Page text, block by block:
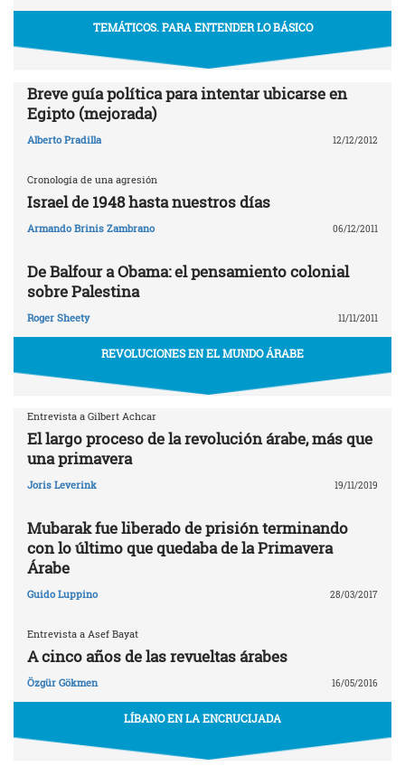
TEMÁTICOS. PARA ENTENDER LO BÁSICO
Breve guía política para intentar ubicarse en
Egipto (mejorada)
Alberto Pradilla 12/12/2012
Cronología de una agresión
Israel de 1948 hasta nuestros días
Armando Brinis Zambrano 06/12/2011
De Balfour a Obama: el pensamiento colonial
sobre Palestina
Roger Sheety 11/11/2011
REVOLUCIONES EN EL MUNDO ÁRABE
Entrevista a Gilbert Achcar
El largo proceso de la revolución árabe, más que
una primavera
Joris Leverink 19/11/2019
Mubarak fue liberado de prisión terminando
con lo último que quedaba de la Primavera
Árabe
Guido Luppino 28/03/2017
Entrevista a Asef Bayat
A cinco años de las revueltas árabes
Özgür Gökmen 16/05/2016
LÍBANO EN LA ENCRUCIJADA